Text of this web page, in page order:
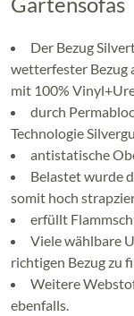
Der Bezug
wetterfester Bezug
mit 100%
durch
Technologie
antistatische
Belastet wurde
somit hoch
erfüllt
Viele wählbare
richtigen Bezug zu
Weitere
ebenfalls.